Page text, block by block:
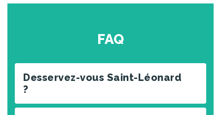
FAQ
Desservez-vous Saint-Léonard
?